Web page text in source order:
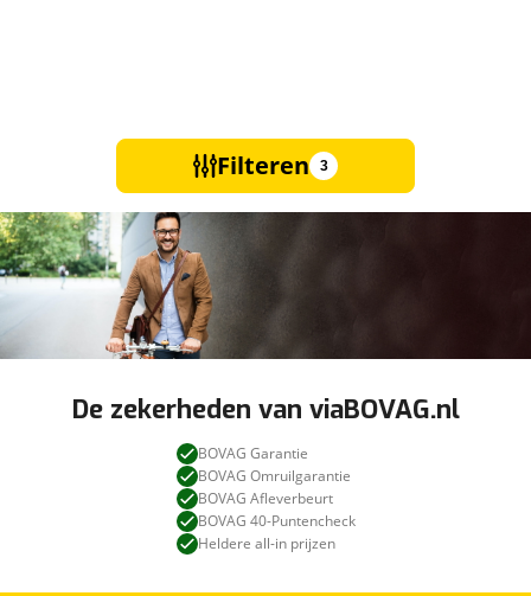
Filteren 3
De zekerheden van viaBOVAG.nl
BOVAG Garantie
BOVAG Omruilgarantie
BOVAG Afleverbeurt
BOVAG 40-Puntencheck
Heldere all-in prijzen